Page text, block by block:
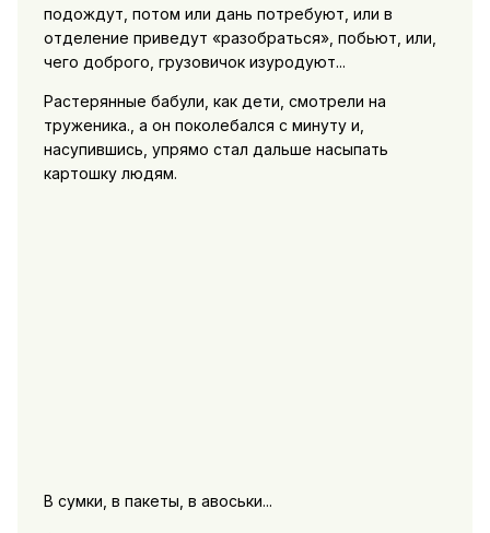
подождут, потом или дань потребуют, или в
отделение приведут «разобраться», побьют, или,
чего доброго, грузовичок изуродуют...
Растерянные бабули, как дети, смотрели на
труженика., а он поколебался с минуту и,
насупившись, упрямо стал дальше насыпать
картошку людям.
В сумки, в пакеты, в авоськи...